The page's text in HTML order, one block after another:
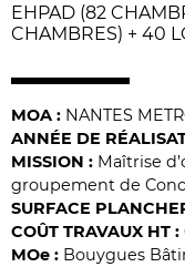
EHPAD (82
CHAMBRES) + 40
MOA : NANTES
ANNÉE DE
MISSION : Maîtrise
groupement de
SURFACE
COÛT TRAVAUX HT :
MOe : Bouygues